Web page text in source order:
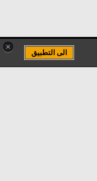
×
الى التطبيق